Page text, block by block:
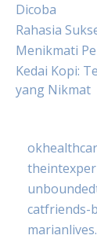
Dicoba
Rahasia
Menikmati
Kedai Kopi:
yang Nikmat
catfriends-